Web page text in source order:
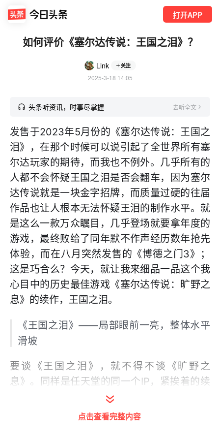
打开APP
如何评价《塞尔达传说：王国之泪》？
Link 关注
2025-3-18 14:05
头条听资讯，时事尽掌握 去听全文
发售于2023年5月份的《塞尔达传说：王国之
泪》，在那个时候可以说引起了全世界所有塞
尔达玩家的期待，而我也不例外。几乎所有的
人都不会怀疑王国之泪是否会翻车，因为塞尔
达传说就是一块金字招牌，而质量过硬的往届
作品也让人根本无法怀疑王泪的制作水平。就
是这么一款万众瞩目，几乎登场就要拿年度的
游戏，最终败给了同年默不作声经历数年抢先
体验，而在八月突然发售的《博德之门3》；
这是巧合么？今天，就让我来细品一品这个我
心目中的历史最佳游戏《塞尔达传说：旷野之
息》的续作，王国之泪。
《王国之泪》——局部眼前一亮，整体水平
滑坡
要谈《王国之泪》，就不得不谈《旷野之
息》。同样是任天堂的同一个IP，紧挨着的续
作，很难让人不放在一起对比。如果说《旷野
之息》是找不到弱点的完美游戏，整体水平极
点击查看完整内容